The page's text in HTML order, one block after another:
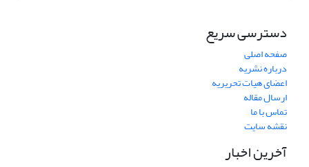
دسترسی سریع
صفحه اصلی
درباره نشریه
اعضای هیات تحریریه
ارسال مقاله
تماس با ما
نقشه سایت
آخرین اخبار